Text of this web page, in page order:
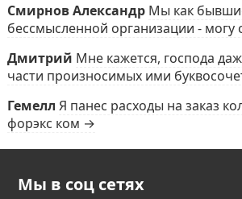
Смирнов Александр Мы как
бессмысленной организации - могу
Дмитрий Мне кажется, господа
части произносимых ими
Гемелл Я панес расходы на заказ
форэкс ком →
Мы в соц сетях